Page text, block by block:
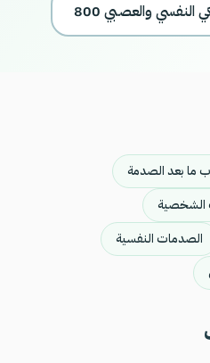
النفسي والعصبي
ما بعد الصدمة
الشخصية
الصدمات النفسية